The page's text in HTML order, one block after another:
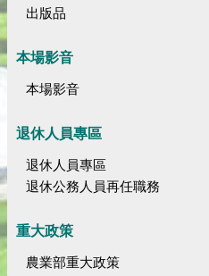
出版品
本場影音
本場影音
退休人員專區
退休人員專區
退休公務人員再任職務
重大政策
農業部重大政策